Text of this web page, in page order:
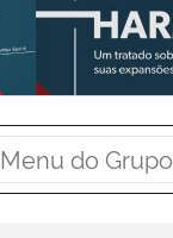
Menu do Grupo